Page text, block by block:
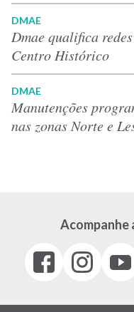
DMAE
Dmae qualifica
Centro Histórico
DMAE
Manutenções
nas zonas Norte e
Acompanhe
Facebook
(link
em
Instagram
(link
em
(link
em